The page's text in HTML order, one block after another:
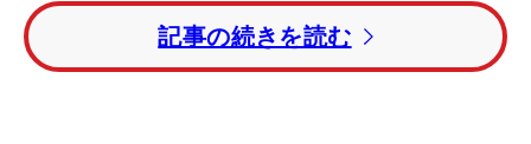
最終戦の最終日は勝ち上がった4チームの全員がス
トロークプレーを行い、チーム全員の合計スコアが
最少スコアを競うかたち。4エースGCは2アンダー
記事の続きを読む